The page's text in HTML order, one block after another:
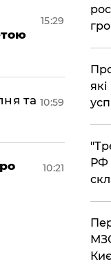
15:29
та 10:59
10:21
РФ